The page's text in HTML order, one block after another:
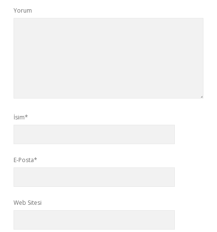
Yorum
İsim*
E-Posta*
Web Sitesi